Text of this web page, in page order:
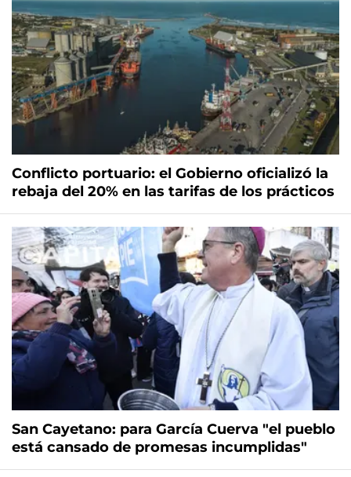
Conflicto portuario: el Gobierno oficializó la
rebaja del 20% en las tarifas de los prácticos
San Cayetano: para García Cuerva "el pueblo
está cansado de promesas incumplidas"